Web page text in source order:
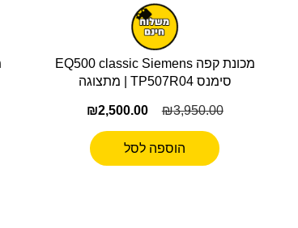
מכונת קפה EQ500 classic Siemens
סימנס TP507R04 | מתצוגה
₪3,950.00
₪2,500.00
הוספה לסל